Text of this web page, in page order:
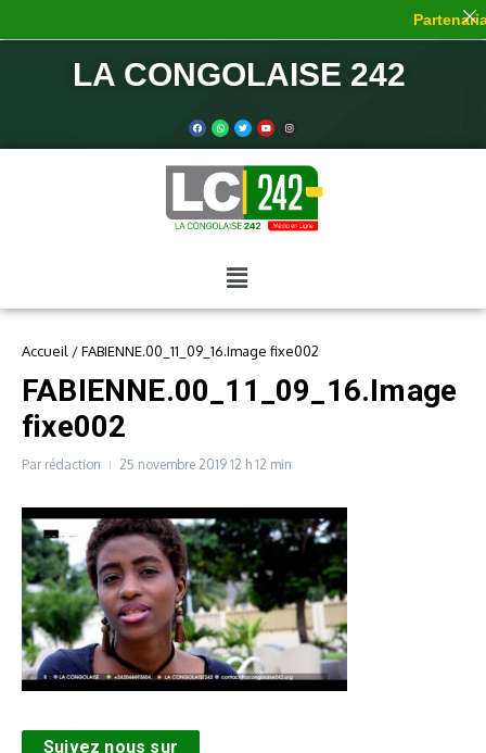
LA CONGOLAISE 242
Accueil /FABIENNE.00_11_09_16.Image fixe002
FABIENNE.00_11_09_16.Image
fixe002
Par rédaction 25 novembre 2019 12 h 12 min
Suivez nous sur